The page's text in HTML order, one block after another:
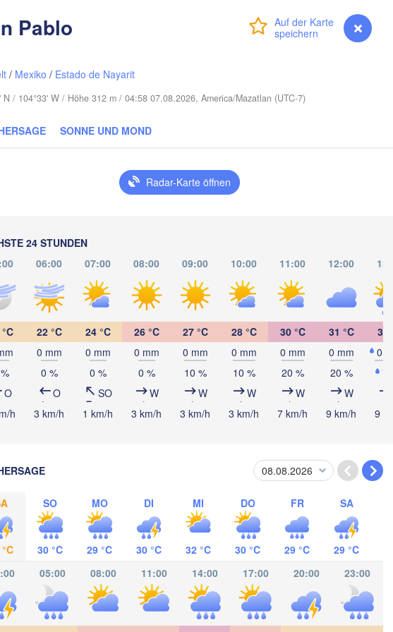
myVentusky Vorhersage
Pablo
/ Mexiko / Estado de Nayarit
N / 104°33' W / Höhe 312 m / 04:58 07.08.2026, America/Mazatlan (UTC-7)
SONNE UND MOND
Radar-Karte öffnen
24 STUNDEN
06:00 07:00 08:00 09:00 10:00 11:00 12:00
O
h
22 °C
0 mm
0 %
O
3 km/h
24 °C
0 mm
0 %
SO
1 km/h
26 °C
0 mm
0 %
W
3 km/h
27 °C
0 mm
10 %
W
3 km/h
28 °C
0 mm
10 %
W
3 km/h
30 °C
0 mm
20 %
W
7 km/h
31 °C
0 mm
20 %
W
9 km/h
32
9
SO
30 °C
MO
29 °C
DI
30 °C
MI
32 °C
DO
30 °C
FR
29 °C
SA
29 °C
05:00 08:00 11:00 14:00 17:00 20:00 23:00
Ciudad de
Guatemala
Tuxtla Gutiérrez
Tapachula
Campeche
Coatzacoalcos
GUATEMALA
Mobile
Mérida Cancún
San Salvador
Chetumal
HONDURAS
BELIZE
H